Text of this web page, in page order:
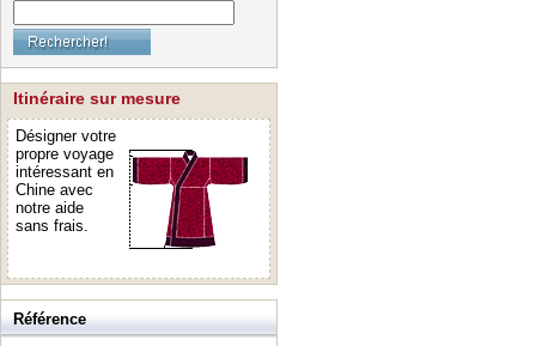
Itinéraire sur mesure
Désigner votre
propre voyage
intéressant en
Chine avec
notre aide
sans frais.
Référence